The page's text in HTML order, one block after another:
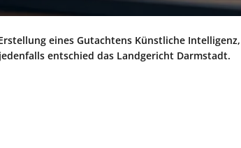
eines Gutachtens Künstliche
entschied das Landgericht Darmstadt.